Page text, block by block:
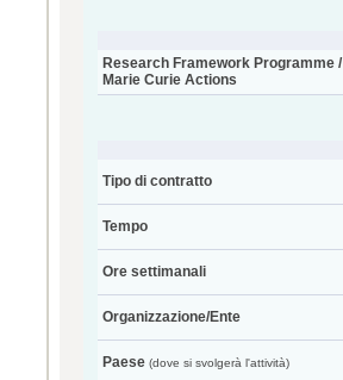
Research Framework Programme /
Marie Curie Actions
Tipo di contratto
Tempo
Ore settimanali
Organizzazione/Ente
Paese (dove si svolgerà l'attività)